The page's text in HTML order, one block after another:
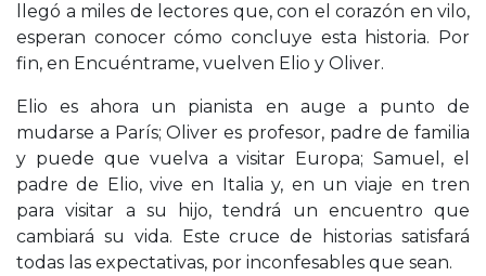
llegó a miles de lectores que, con el corazón en vilo,
esperan conocer cómo concluye esta historia. Por
fin, en Encuéntrame, vuelven Elio y Oliver.
Elio es ahora un pianista en auge a punto de
mudarse a París; Oliver es profesor, padre de familia
y puede que vuelva a visitar Europa; Samuel, el
padre de Elio, vive en Italia y, en un viaje en tren
para visitar a su hijo, tendrá un encuentro que
cambiará su vida. Este cruce de historias satisfará
todas las expectativas, por inconfesables que sean.